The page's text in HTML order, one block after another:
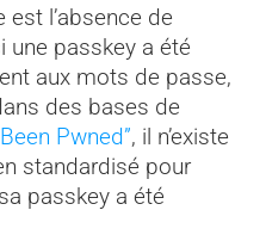
l’absence de
une passkey a été
aux mots de passe,
des bases de
Pwned”, il n’existe
standardisé pour
passkey a été